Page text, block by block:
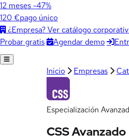
12 meses -47%
120 €pago único
¿Empresa? Ver catálogo
Probar gratis
Agendar demo
Inicio Empresas
Especialización
CSS Avanzado